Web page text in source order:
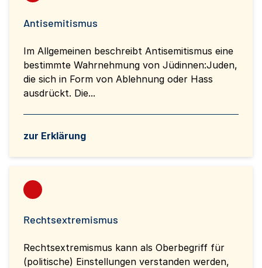
Antisemitismus
Im Allgemeinen beschreibt Antisemitismus eine
bestimmte Wahrnehmung von Jüdinnen:Juden,
die sich in Form von Ablehnung oder Hass
ausdrückt. Die...
zur Erklärung
Rechtsextremismus
Rechtsextremismus kann als Oberbegriff für
(politische) Einstellungen verstanden werden,